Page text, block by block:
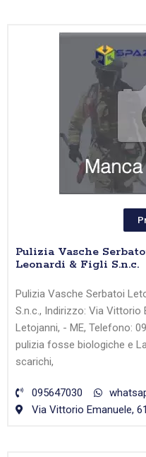
Pulizia Vasche
Leonardi & Figli S.n.c.
Pulizia Vasche Serbatoi
S.n.c., Indirizzo: Via Vittorio
Letojanni, - ME, Telefono:
pulizia fosse biologiche e
scarichi,
095647030
Via Vittorio Emanuele,